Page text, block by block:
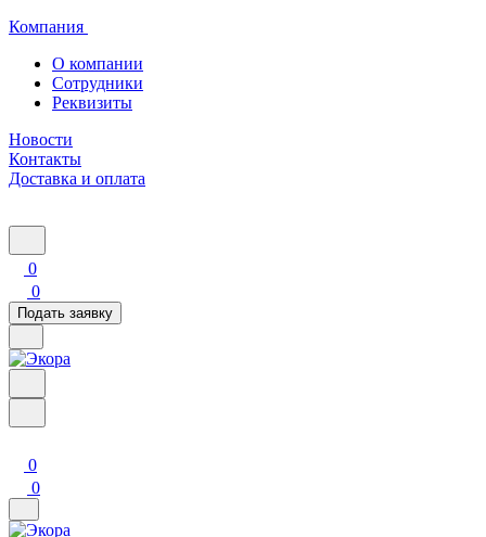
Компания
О компании
Сотрудники
Реквизиты
Новости
Контакты
Доставка и оплата
0
0
Подать заявку
0
0